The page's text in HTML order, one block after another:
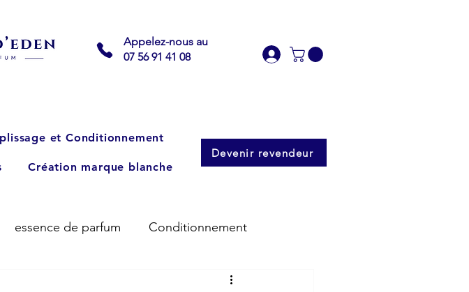
Appelez-nous au
07 56 91 41 08
et Conditionnement
Création marque blanche
Devenir revendeur
essence de parfum Conditionnement